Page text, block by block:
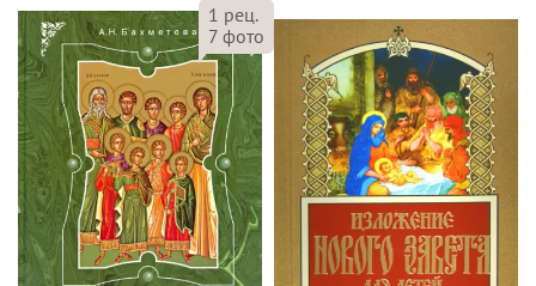
1 рец.
7 фото